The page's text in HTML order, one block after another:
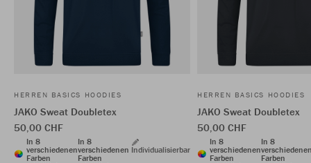
HERREN BASICS HOODIES
JAKO Sweat Doubletex
50,00 CHF
In 8
verschiedenen
Farben
In 8
verschiedenen
Farben
Individualisierbar
HERREN BASICS HOODIES
JAKO Sweat Doubletex
50,00 CHF
In 8
verschiedenen
Farben
In 8
Farben